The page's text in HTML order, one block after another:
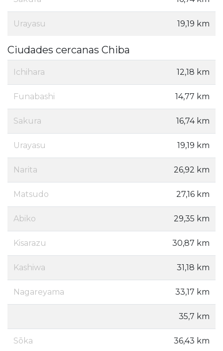
Urayasu 19,19 km
Ciudades cercanas Chiba
Ichihara 12,18 km
Funabashi 14,77 km
Sakura 16,74 km
Urayasu 19,19 km
Narita 26,92 km
Matsudo 27,16 km
Abiko 29,35 km
Kisarazu 30,87 km
Kashiwa 31,18 km
Nagareyama 33,17 km
35,7 km
Sōka 36,43 km